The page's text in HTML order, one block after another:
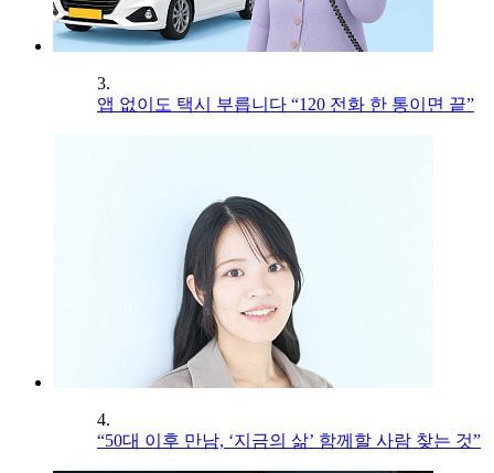
3.
앱 없이도 택시 부릅니다 “120 전화 한 통이면 끝”
4.
“50대 이후 만남, ‘지금의 삶’ 함께할 사람 찾는 것”